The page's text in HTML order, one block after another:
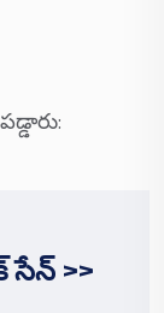
సేన్ >>